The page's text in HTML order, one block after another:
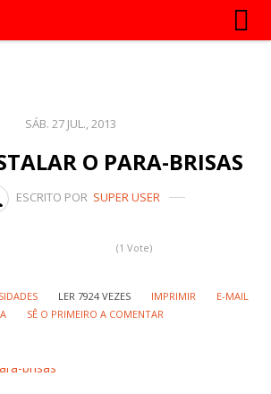
SÁB. 27 JUL., 2013
O PARA-BRISAS
ESCRITO POR SUPER USER
(1 Vote)
LER 7924 VEZES IMPRIMIR
E-MAIL
SÊ O PRIMEIRO A COMENTAR